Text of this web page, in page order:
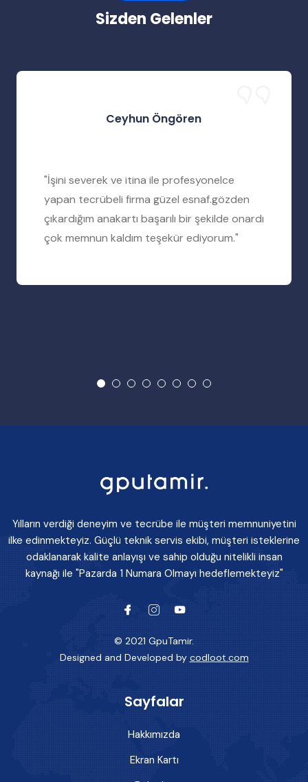
Sizden Gelenler
Ceyhun Öngören
"İşini severek ve itina ile profesyonelce
yapan tecrübeli firma güzel esnaf.gözden
çıkardığım anakartı başarılı bir şekilde onardı
çok memnun kaldım teşekür ediyorum."
Yılların verdiği deneyim ve tecrübe ile müşteri memnuniyetini
ilke edinmekteyiz. Güçlü teknik servis ekibi, müşteri isteklerine
odaklanarak kalite anlayışı ve sahip olduğu nitelikli insan
kaynağı ile "Pazarda 1 Numara Olmayı hedeflemekteyiz"
© 2021 GpuTamir.
Designed and Developed by codloot.com
Sayfalar
Hakkımızda
Ekran Kartı